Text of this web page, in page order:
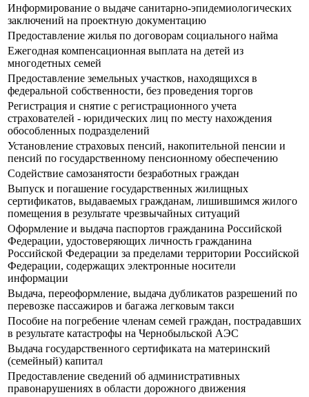
Информирование о выдаче санитарно-эпидемиологических
заключений на проектную документацию
Предоставление жилья по договорам социального найма
Ежегодная компенсационная выплата на детей из
многодетных семей
Предоставление земельных участков, находящихся в
федеральной собственности, без проведения торгов
Регистрация и снятие с регистрационного учета
страхователей - юридических лиц по месту нахождения
обособленных подразделений
Установление страховых пенсий, накопительной пенсии и
пенсий по государственному пенсионному обеспечению
Содействие самозанятости безработных граждан
Выпуск и погашение государственных жилищных
сертификатов, выдаваемых гражданам, лишившимся жилого
помещения в результате чрезвычайных ситуаций
Оформление и выдача паспортов гражданина Российской
Федерации, удостоверяющих личность гражданина
Российской Федерации за пределами территории Российской
Федерации, содержащих электронные носители
информации
Выдача, переоформление, выдача дубликатов разрешений по
перевозке пассажиров и багажа легковым такси
Пособие на погребение членам семей граждан, пострадавших
в результате катастрофы на Чернобыльской АЭС
Выдача государственного сертификата на материнский
(семейный) капитал
Предоставление сведений об административных
правонарушениях в области дорожного движения